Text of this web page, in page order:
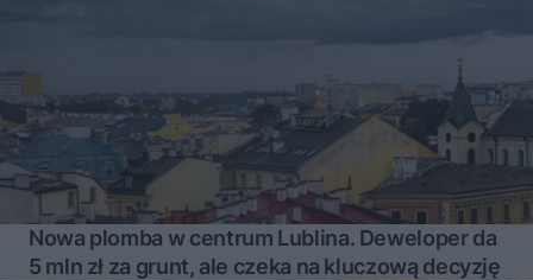
Nowa plomba w centrum Lublina. Deweloper da
5 mln zł za grunt, ale czeka na kluczową decyzję